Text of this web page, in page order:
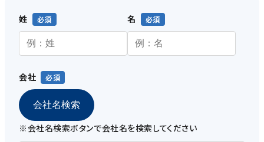
姓 名
会社
会社名検索
※会社名検索ボタンで会社名を検索してください